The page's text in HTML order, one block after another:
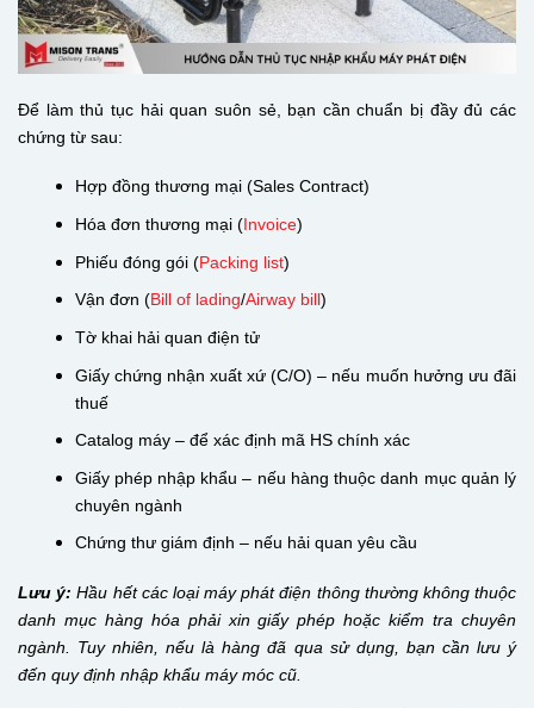
Để làm thủ tục hải quan suôn sẻ, bạn cần chuẩn bị đầy đủ các
chứng từ sau:
Hợp đồng thương mại (Sales Contract)
Hóa đơn thương mại (Invoice)
Phiếu đóng gói (Packing list)
Vận đơn (Bill of lading/Airway bill)
Tờ khai hải quan điện tử
Giấy chứng nhận xuất xứ (C/O) – nếu muốn hưởng ưu đãi
thuế
Catalog máy – để xác định mã HS chính xác
Giấy phép nhập khẩu – nếu hàng thuộc danh mục quản lý
chuyên ngành
Chứng thư giám định – nếu hải quan yêu cầu
Lưu ý: Hầu hết các loại máy phát điện thông thường không thuộc
danh mục hàng hóa phải xin giấy phép hoặc kiểm tra chuyên
ngành. Tuy nhiên, nếu là hàng đã qua sử dụng, bạn cần lưu ý
đến quy định nhập khẩu máy móc cũ.